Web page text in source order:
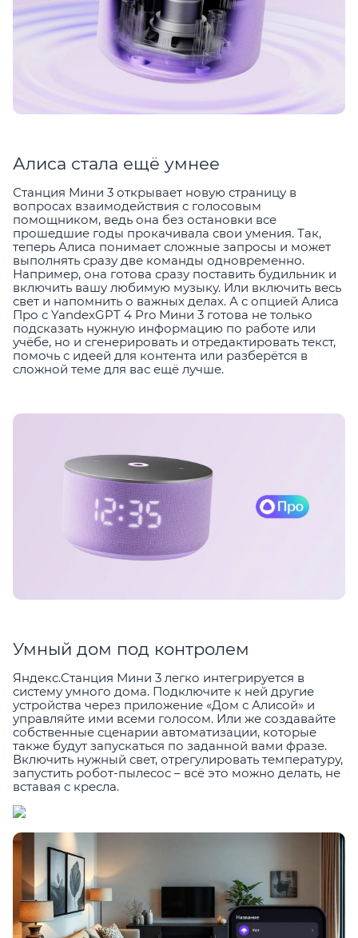
Алиса стала ещё умнее
Станция Мини 3 открывает новую страницу в
вопросах взаимодействия с голосовым
помощником, ведь она без остановки все
прошедшие годы прокачивала свои умения. Так,
теперь Алиса понимает сложные запросы и может
выполнять сразу две команды одновременно.
Например, она готова сразу поставить будильник и
включить вашу любимую музыку. Или включить весь
свет и напомнить о важных делах. А с опцией Алиса
Про с YandexGPT 4 Pro Мини 3 готова не только
подсказать нужную информацию по работе или
учёбе, но и сгенерировать и отредактировать текст,
помочь с идеей для контента или разберётся в
сложной теме для вас ещё лучше.
Умный дом под контролем
Яндекс.Станция Мини 3 легко интегрируется в
систему умного дома. Подключите к ней другие
устройства через приложение «Дом с Алисой» и
управляйте ими всеми голосом. Или же создавайте
собственные сценарии автоматизации, которые
также будут запускаться по заданной вами фразе.
Включить нужный свет, отрегулировать температуру,
запустить робот-пылесос – всё это можно делать, не
вставая с кресла.